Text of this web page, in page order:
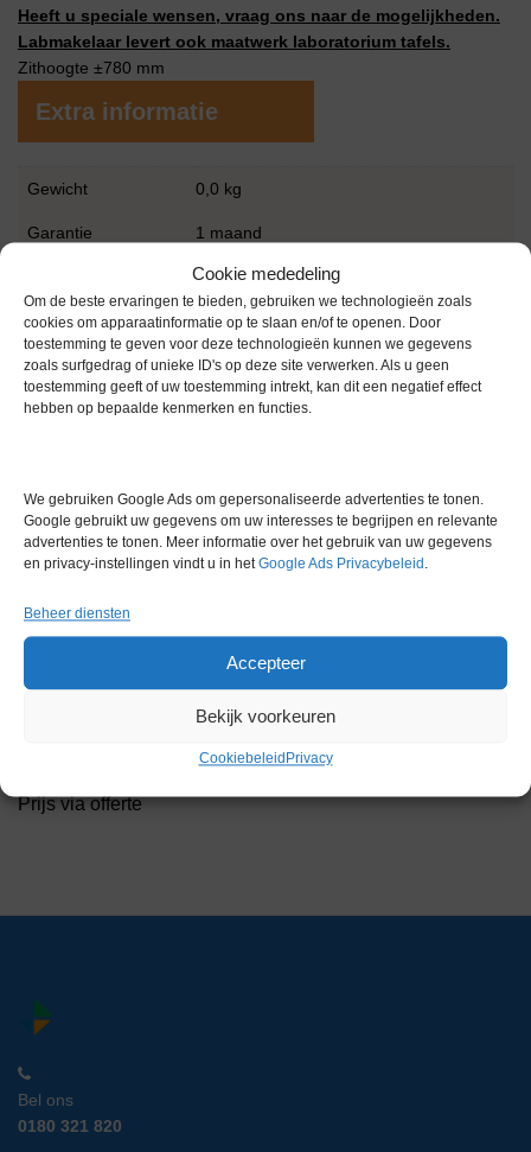
Cookie mededeling
Om de beste ervaringen te bieden, gebruiken we technologieën zoals
cookies om apparaatinformatie op te slaan en/of te openen. Door
toestemming te geven voor deze technologieën kunnen we gegevens
zoals surfgedrag of unieke ID's op deze site verwerken. Als u geen
toestemming geeft of uw toestemming intrekt, kan dit een negatief effect
hebben op bepaalde kenmerken en functies.
We gebruiken Google Ads om gepersonaliseerde advertenties te tonen.
Google gebruikt uw gegevens om uw interesses te begrijpen en relevante
advertenties te tonen. Meer informatie over het gebruik van uw gegevens
en privacy-instellingen vindt u in hetGoogle Ads Privacybeleid .
Beheer diensten
Accepteer
Bekijk voorkeuren
Cookiebeleid Privacy
Heeft u speciale wensen, vraag ons naar de mogelijkheden.
Labmakelaar levert ook maatwerk laboratorium tafels.
Zithoogte ±780 mm
Extra informatie
Gewicht 0,0 kg
Garantie 1 maand
Gebruikt in goede conditie
Voorraad
Interfurn Laboratorium Tafels
LM 11811
Prijs via offerte
Bel ons
0180 321 820